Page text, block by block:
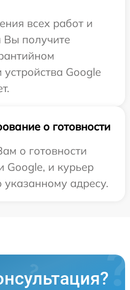
всех работ и
Вы получите
Google
о готовности
о готовности
Google, и курьер
указанному адресу.